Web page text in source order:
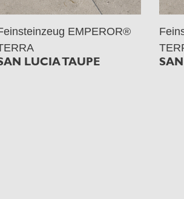
EMPEROR®
LUCIA TAUPE